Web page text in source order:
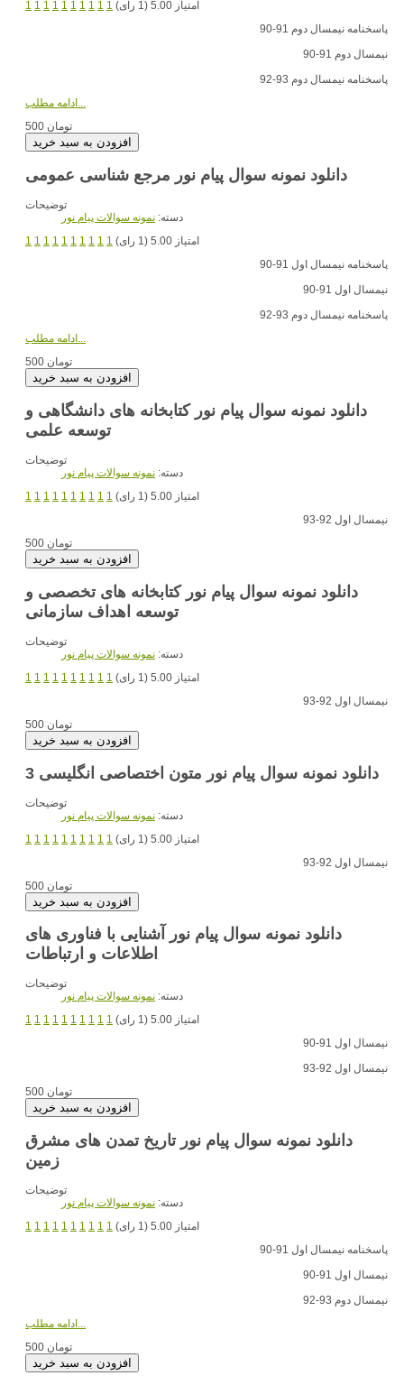
1 1 1 1 1 1 1 1 1 1
امتیاز 5.00 (1 رای)
پاسخنامه نیمسال دوم 91-90
نیمسال دوم 91-90
پاسخنامه نیمسال دوم 93-92
ادامه مطلب...
500 تومان
دانلود نمونه سوال پیام نور مرجع شناسی عمومی
توضیحات
دسته: نمونه سوالات پیام نور
1 1 1 1 1 1 1 1 1 1
امتیاز 5.00 (1 رای)
پاسخنامه نیمسال اول 91-90
نیمسال اول 91-90
پاسخنامه نیمسال دوم 93-92
ادامه مطلب...
500 تومان
دانلود نمونه سوال پیام نور کتابخانه های دانشگاهی و
توسعه علمی
توضیحات
دسته: نمونه سوالات پیام نور
1 1 1 1 1 1 1 1 1 1
امتیاز 5.00 (1 رای)
نیمسال اول 92-93
500 تومان
دانلود نمونه سوال پیام نور کتابخانه های تخصصی و
توسعه اهداف سازمانی
توضیحات
دسته: نمونه سوالات پیام نور
1 1 1 1 1 1 1 1 1 1
امتیاز 5.00 (1 رای)
نیمسال اول 92-93
500 تومان
دانلود نمونه سوال پیام نور متون اختصاصی انگلیسی 3
توضیحات
دسته: نمونه سوالات پیام نور
1 1 1 1 1 1 1 1 1 1
امتیاز 5.00 (1 رای)
نیمسال اول 92-93
500 تومان
دانلود نمونه سوال پیام نور آشنایی با فناوری های
اطلاعات و ارتباطات
توضیحات
دسته: نمونه سوالات پیام نور
1 1 1 1 1 1 1 1 1 1
امتیاز 5.00 (1 رای)
نیمسال اول 91-90
نیمسال اول 92-93
500 تومان
دانلود نمونه سوال پیام نور تاریخ تمدن های مشرق
زمین
توضیحات
دسته: نمونه سوالات پیام نور
1 1 1 1 1 1 1 1 1 1
امتیاز 5.00 (1 رای)
پاسخنامه نیمسال اول 91-90
نیمسال اول 91-90
نیمسال دوم 93-92
ادامه مطلب...
500 تومان